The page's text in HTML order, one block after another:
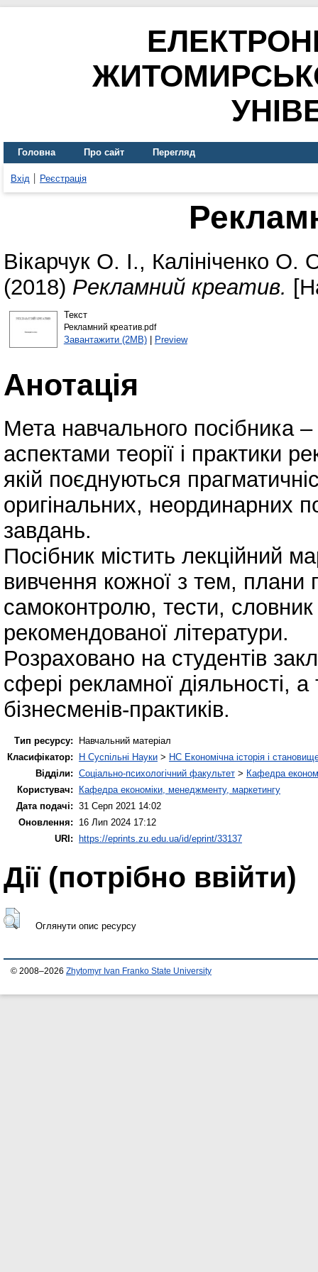
Головна Про сайт Перегляд
Вхід Реєстрація
Вікарчук О. І., Калініченко О.
(2018) Рекламний креатив.
Текст
Рекламний креатив.pdf
Завантажити (2MB)| Preview
Анотація
Мета навчального посібника
аспектами теорії і практики
якій поєднуються
оригінальних, неординарних
завдань.
Посібник містить лекційний
вивчення кожної з тем, плани
самоконтролю, тести, словник
рекомендованої літератури.
Розраховано на студентів
сфері рекламної діяльності, а
бізнесменів-практиків.
Тип ресурсу:
Навчальний матеріал
Класифікатор:
H Суспільні Науки > HC Економічна історія і
Відділи: Соціально-психологічний факультет > Кафедра
Користувач:
Кафедра економіки, менеджменту, маркетингу
Дата подачі: 31 Серп 2021 14:02
Оновлення:
16 Лип 2024 17:12
URI: https://eprints.zu.edu.ua/id/eprint/33137
Дії ​​(потрібно ввійти)
Оглянути опис ресурсу
© 2008–2026 Zhytomyr Ivan Franko State University